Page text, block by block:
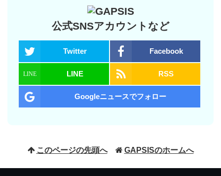
公式SNSアカウントなど
Twitter Facebook
LINE RSS
Googleニュースでフォロー
このページの先頭へ GAPSISのホームへ